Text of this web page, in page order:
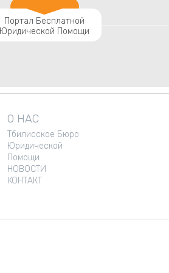
Портал Бесплатной
Юридической Помощи
О НАС
Тбилисское Бюро
Юридической
Помощи
НОВОСТИ
КОНТАКТ